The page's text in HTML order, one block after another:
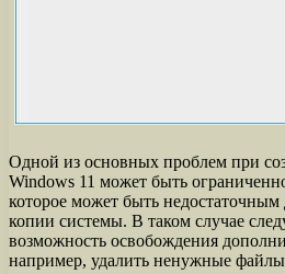
Одной из основных проблем при
Windows 11 может быть
которое может быть
копии системы. В таком случае
возможность освобождения
например, удалить ненужные